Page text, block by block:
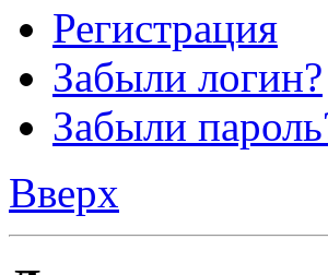
Регистрация
Забыли логин?
Забыли
Вверх